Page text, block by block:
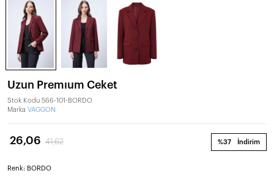
Uzun Premıum Ceket
Stok Kodu 566-101-BORDO
Marka VAGGON
%37 İndirim
26,06 41,62
Renk: BORDO